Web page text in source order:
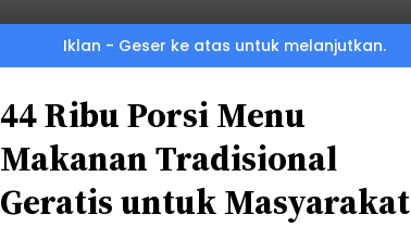
Iklan - Geser ke atas untuk melanjutkan.
44 Ribu Porsi Menu
Makanan Tradisional
Geratis untuk Masyarakat